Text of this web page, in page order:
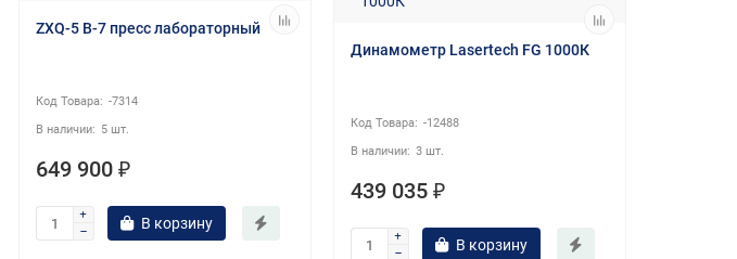
ZXQ-5 В-7 пресс лабораторный
-7314
5 шт.
649 900 ₽
В корзину
Динамометр Lasertech FG 1000К
-12488
3 шт.
439 035 ₽
В корзину